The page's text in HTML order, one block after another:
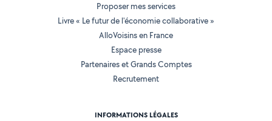
Proposer mes services
Livre « Le futur de l'économie collaborative »
AlloVoisins en France
Espace presse
Partenaires et Grands Comptes
Recrutement
INFORMATIONS LÉGALES